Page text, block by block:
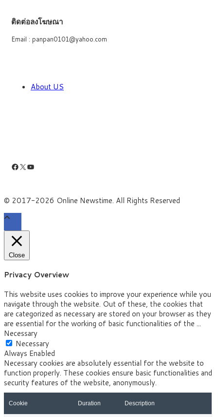
ติดต่อลงโฆษณา
Email : panpan0101@yahoo.com
About US
Facebook
X YouTube
© 2017-2026 Online Newstime. All Rights Reserved
Close
Privacy Overview
This website uses cookies to improve your experience while you
navigate through the website. Out of these, the cookies that
are categorized as necessary are stored on your browser as they
are essential for the working of basic functionalities of the ...
Necessary
Necessary
Always Enabled
Necessary cookies are absolutely essential for the website to
function properly. These cookies ensure basic functionalities and
security features of the website, anonymously.
Cookie Duration Description